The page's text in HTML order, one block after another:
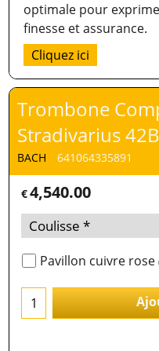
optimale pour
finesse et assurance.
Cliquez ici
Trombone
Stradivarius 42B
BACH 641064335891
€4,540.00
Pavillon cuivre rose